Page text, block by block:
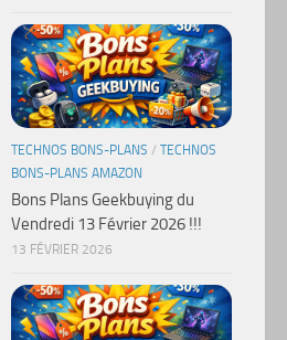
TECHNOS BONS-PLANS / TECHNOS
BONS-PLANS AMAZON
Bons Plans Geekbuying du
Vendredi 13 Février 2026 !!!
13 FÉVRIER 2026